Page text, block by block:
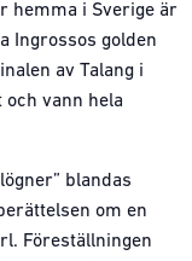
hemma i Sverige är
Ingrossos golden
av Talang i
vann hela
blandas
om en
Föreställningen